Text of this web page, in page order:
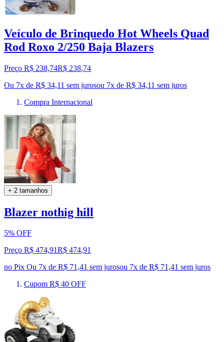
Veículo de Brinquedo Hot Wheels Quad
Rod Roxo 2/250 Baja Blazers
Preço R$ 238,74R$ 238,74
Ou 7x de R$ 34,11 sem jurosou 7x de R$ 34,11 sem juros
Compra Internacional
+ 2 tamanhos
Blazer nothig hill
5% OFF
Preço R$ 474,91R$ 474,91
no Pix Ou 7x de R$ 71,41 sem jurosou 7x de R$ 71,41 sem juros
Cupom R$ 40 OFF